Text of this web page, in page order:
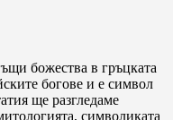
божества в гръцката
богове и е символ
ще разгледаме
символиката